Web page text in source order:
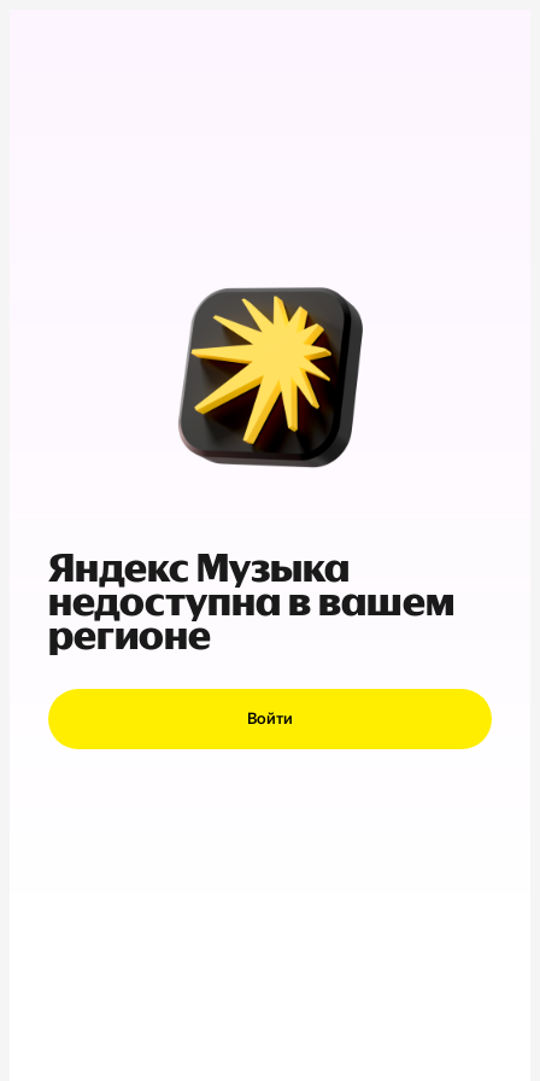
Яндекс Музыка
недоступна в вашем
регионе
Войти